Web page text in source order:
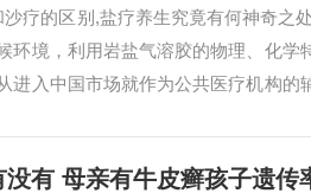
疗的区别,盐疗养生究竟有何神奇之
环境，利用岩盐气溶胶的物理、化
进入中国市场就作为公共医疗机构的
有 母亲有牛皮癣孩子遗传